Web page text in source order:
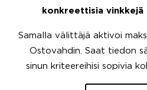
konkreettisia vinkkejä
Samalla välittäjä aktivoi
Ostovahdin. Saat tiedon
sinun kriteereihisi sopivia